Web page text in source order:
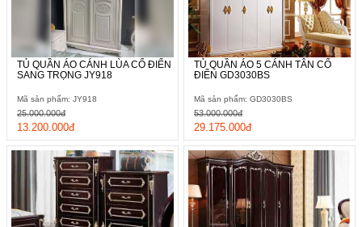
TỦ QUẦN ÁO CÁNH LÙA CỔ ĐIỂN
SANG TRỌNG JY918
Mã sản phẩm: JY918
13.200.000đ
25.000.000đ
TỦ QUẦN ÁO 5 CÁNH TÂN CỔ
ĐIỂN GD3030BS
Mã sản phẩm: GD3030BS
29.175.000đ
53.000.000đ